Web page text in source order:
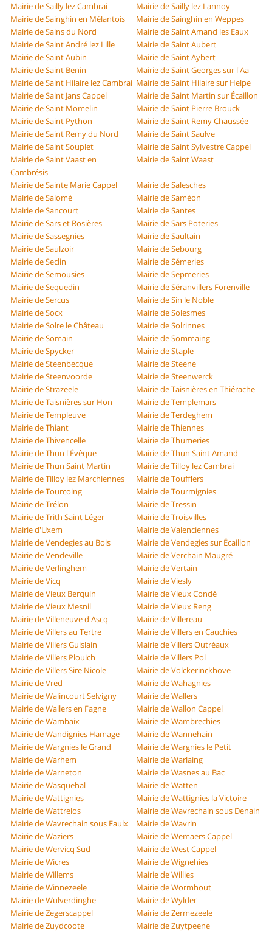
Mairie de Sailly lez Cambrai
Mairie de Sailly lez Lannoy
Mairie de Sainghin en Mélantois
Mairie de Sainghin en Weppes
Mairie de Sains du Nord
Mairie de Saint Amand les Eaux
Mairie de Saint André lez Lille
Mairie de Saint Aubert
Mairie de Saint Aubin
Mairie de Saint Aybert
Mairie de Saint Benin
Mairie de Saint Georges sur l'Aa
Mairie de Saint Hilaire lez Cambrai Mairie de Saint Hilaire sur Helpe
Mairie de Saint Jans Cappel
Mairie de Saint Martin sur Écaillon
Mairie de Saint Momelin
Mairie de Saint Pierre Brouck
Mairie de Saint Python
Mairie de Saint Remy Chaussée
Mairie de Saint Remy du Nord
Mairie de Saint Saulve
Mairie de Saint Souplet
Mairie de Saint Sylvestre Cappel
Mairie de Saint Vaast en
Cambrésis
Mairie de Saint Waast
Mairie de Sainte Marie Cappel
Mairie de Salesches
Mairie de Salomé
Mairie de Saméon
Mairie de Sancourt
Mairie de Santes
Mairie de Sars et Rosières
Mairie de Sars Poteries
Mairie de Sassegnies
Mairie de Saultain
Mairie de Saulzoir
Mairie de Sebourg
Mairie de Seclin
Mairie de Sémeries
Mairie de Semousies
Mairie de Sepmeries
Mairie de Sequedin
Mairie de Séranvillers Forenville
Mairie de Sercus
Mairie de Sin le Noble
Mairie de Socx
Mairie de Solesmes
Mairie de Solre le Château
Mairie de Solrinnes
Mairie de Somain
Mairie de Sommaing
Mairie de Spycker
Mairie de Staple
Mairie de Steenbecque
Mairie de Steene
Mairie de Steenvoorde
Mairie de Steenwerck
Mairie de Strazeele
Mairie de Taisnières en Thiérache
Mairie de Taisnières sur Hon
Mairie de Templemars
Mairie de Templeuve
Mairie de Terdeghem
Mairie de Thiant
Mairie de Thiennes
Mairie de Thivencelle
Mairie de Thumeries
Mairie de Thun l'Évêque
Mairie de Thun Saint Amand
Mairie de Thun Saint Martin
Mairie de Tilloy lez Cambrai
Mairie de Tilloy lez Marchiennes
Mairie de Toufflers
Mairie de Tourcoing
Mairie de Tourmignies
Mairie de Trélon
Mairie de Tressin
Mairie de Trith Saint Léger
Mairie de Troisvilles
Mairie d'Uxem
Mairie de Valenciennes
Mairie de Vendegies au Bois
Mairie de Vendegies sur Écaillon
Mairie de Vendeville
Mairie de Verchain Maugré
Mairie de Verlinghem
Mairie de Vertain
Mairie de Vicq
Mairie de Viesly
Mairie de Vieux Berquin
Mairie de Vieux Condé
Mairie de Vieux Mesnil
Mairie de Vieux Reng
Mairie de Villeneuve d'Ascq
Mairie de Villereau
Mairie de Villers au Tertre
Mairie de Villers en Cauchies
Mairie de Villers Guislain
Mairie de Villers Outréaux
Mairie de Villers Plouich
Mairie de Villers Pol
Mairie de Villers Sire Nicole
Mairie de Volckerinckhove
Mairie de Vred
Mairie de Wahagnies
Mairie de Walincourt Selvigny
Mairie de Wallers
Mairie de Wallers en Fagne
Mairie de Wallon Cappel
Mairie de Wambaix
Mairie de Wambrechies
Mairie de Wandignies Hamage
Mairie de Wannehain
Mairie de Wargnies le Grand
Mairie de Wargnies le Petit
Mairie de Warhem
Mairie de Warlaing
Mairie de Warneton
Mairie de Wasnes au Bac
Mairie de Wasquehal
Mairie de Watten
Mairie de Wattignies
Mairie de Wattignies la Victoire
Mairie de Wattrelos
Mairie de Wavrechain sous Denain
Mairie de Wavrechain sous Faulx
Mairie de Wavrin
Mairie de Waziers
Mairie de Wemaers Cappel
Mairie de Wervicq Sud
Mairie de West Cappel
Mairie de Wicres
Mairie de Wignehies
Mairie de Willems
Mairie de Willies
Mairie de Winnezeele
Mairie de Wormhout
Mairie de Wulverdinghe
Mairie de Wylder
Mairie de Zegerscappel
Mairie de Zermezeele
Mairie de Zuydcoote
Mairie de Zuytpeene